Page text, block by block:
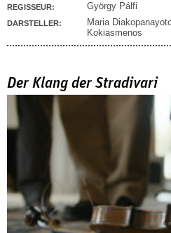
REGISSEUR: György Pálfi
DARSTELLER: Maria
Kokiasmenos
Der Klang der Stradivari